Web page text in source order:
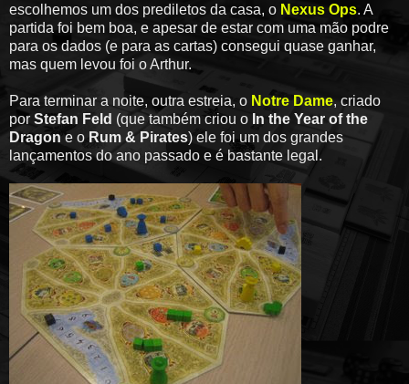
escolhemos um dos prediletos da casa, o Nexus Ops. A
partida foi bem boa, e apesar de estar com uma mão podre
para os dados (e para as cartas) consegui quase ganhar,
mas quem levou foi o Arthur.
Para terminar a noite, outra estreia, o Notre Dame, criado
por Stefan Feld (que também criou o In the Year of the
Dragone o Rum & Pirates) ele foi um dos grandes
lançamentos do ano passado e é bastante legal.